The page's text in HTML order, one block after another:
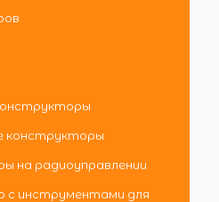
конструкторы
на радиоуправлении
с инструментами для